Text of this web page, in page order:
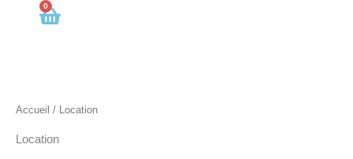
0
Cart
Accueil / Location
Location